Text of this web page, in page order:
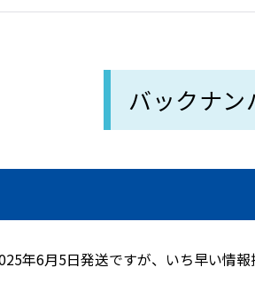
バックナン
年6月5日発送ですが、いち早い情